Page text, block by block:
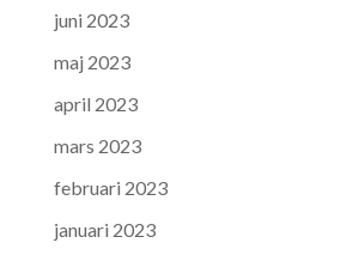
juni 2023
maj 2023
april 2023
mars 2023
februari 2023
januari 2023